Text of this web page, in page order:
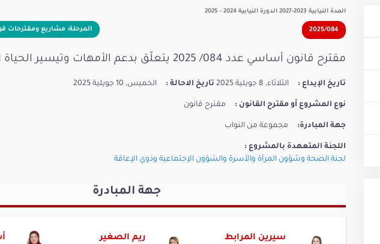
المدة النيابية 2023-2027 الدورة النيابية 2024 - 2025
2025/084 المرحلة: مشاريع ومقترحات
مقترح قانون أساسي عدد 084/ 2025 يتعلّق بدعم الأمهات وتيسير الحياة العائلية.
تاريخ الإيداع : الثلاثاء, 8 جويلية 2025 تاريخ الاحالة : الخميس, 10 جويلية 2025
نوع المشروع أو مقترح القانون : مقترح قانون
جهة المبادرة: مجموعة من النواب
اللجنة المتعهدة بالمشروع :
لجنة الصحة وشؤون المرأة والأسرة والشؤون الإجتماعية وذوي الإعاقة
جهة المبادرة
سيرين المرابط ريم الصغير